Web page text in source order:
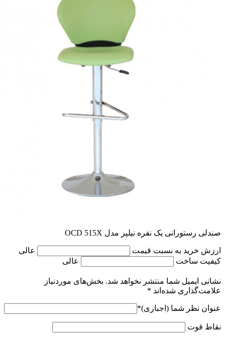
صندلی رستورانی یک نفره نیلپر مدل OCD 515X
ارزش خرید به نسبت قیمت
عالی
کیفیت ساخت
عالی
نشانی ایمیل شما منتشر نخواهد شد. بخش‌های موردنیاز
علامت‌گذاری شده‌اند *
عنوان نظر شما (اجباری)*
نقاط قوت